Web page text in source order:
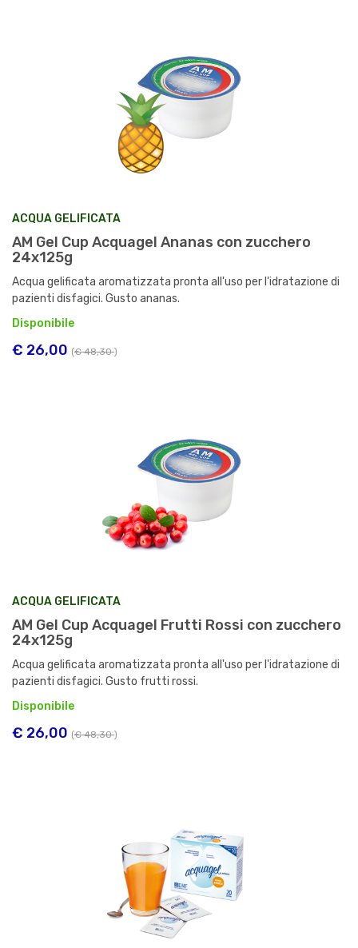
ACQUA GELIFICATA
AM Gel Cup Acquagel Ananas con zucchero
24x125g
Acqua gelificata aromatizzata pronta all'uso per l'idratazione di
pazienti disfagici. Gusto ananas.
Disponibile
€ 26,00 (€ 48,30)
ACQUA GELIFICATA
AM Gel Cup Acquagel Frutti Rossi con zucchero
24x125g
Acqua gelificata aromatizzata pronta all'uso per l'idratazione di
pazienti disfagici. Gusto frutti rossi.
Disponibile
€ 26,00 (€ 48,30)